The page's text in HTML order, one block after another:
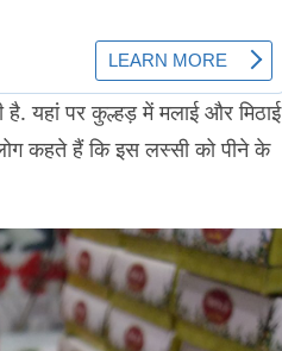
है. यहां पर कुल्हड़ में मलाई और मिठाई
कहते हैं कि इस लस्सी को पीने के